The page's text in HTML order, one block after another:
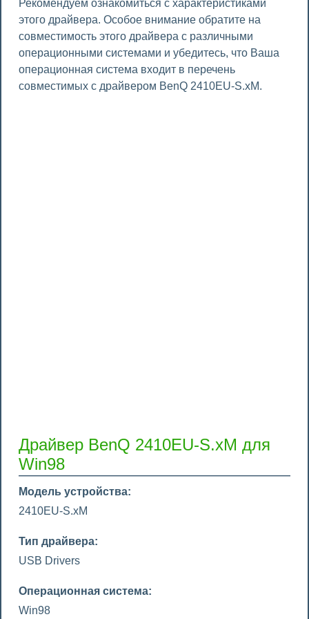
Рекомендуем ознакомиться с характеристиками
этого драйвера. Особое внимание обратите на
совместимость этого драйвера с различными
операционными системами и убедитесь, что Ваша
операционная система входит в перечень
совместимых с драйвером BenQ 2410EU-S.xM.
Драйвер BenQ 2410EU-S.xM для
Win98
Модель устройства:
2410EU-S.xM
Тип драйвера:
USB Drivers
Операционная система:
Win98